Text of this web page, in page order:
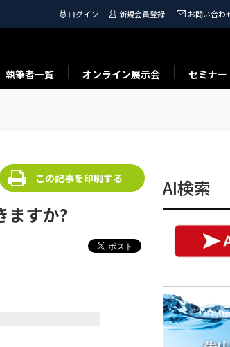
ログイン 新規会員登録 お問い合わ
執筆者一覧 オンライン展示会 セミナー
ますか?
この記事を印刷する AI検索